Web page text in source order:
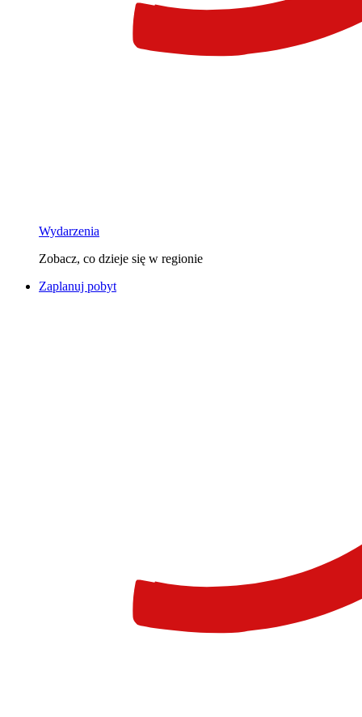
Wydarzenia
Zobacz, co dzieje się w regionie
Zaplanuj pobyt